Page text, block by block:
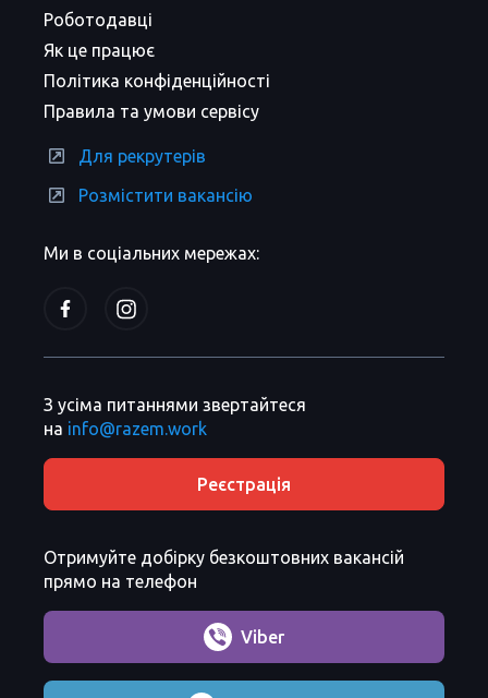
Ми в соціальних мережах:
Роботодавці
Як це працює
Політика конфіденційності
Правила та умови сервісу
Для рекрутерів
Розмістити вакансію
З усіма питаннями звертайтеся
на info@razem.work
Реєстрація
Отримуйте добірку безкоштовних вакансій
прямо на телефон
Viber